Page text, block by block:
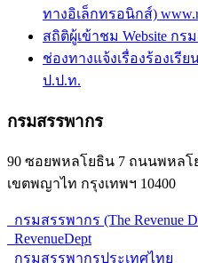
ทางอิเล็กทรอนิกส์)
สถิติผู้เข้าชม Website กร
ช่องทางแจ้งเรื่องร้องเรี
ป.ป.ท.
กรมสรรพากร
90 ซอยพหลโยธิน 7 ถนนพหล
เขตพญาไท กรุงเทพฯ 10400
กรมสรรพากร (The Revenue
RevenueDept
กรมสรรพากรประเทศไทย